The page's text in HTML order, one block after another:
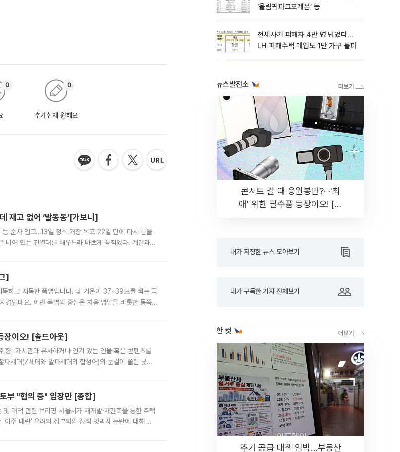
0
추가취재 원해요
0
재고 없어 ‘발동동’[가보니]
순차 입고…13일 정식 개장 목표 22일 만에 다시 문을
비어 있는 진열대를 채우느라 바쁘게 움직였다. 계란과
]
독하고 지독한 폭염입니다. 낮 기온이 37~39도를 찍는 극
경인데요. 이번 폭염의 중심은 처음 영남을 비롯한 동쪽
장이오! [솔드아웃]
향, 가치관과 유사하거나 인기 있는 인물 혹은 콘텐츠를
세대(Z세대와 알파세대의 합성어)의 눈길이 쏠린 곳은
부 "협의 중" 입장만 [종합]
대책 관련 브리핑 서울시가 재개발·재건축을 통한 주택
주 대란' 우려와 정부와의 정책 엇박자 논란에 대해 정
‘올림픽파크포레온’ 등
전세사기 피해자 4만 명 넘었다…
LH 피해주택 매입도 1만 가구 돌파
뉴스발전소
콘서트 갈 때 응원봉만?⋯'최
애' 위한 필수품 등장이오! [솔
내가 저장한 뉴스 모아보기
내가 구독한 기자 전체보기
한 컷
추가 공급 대책 임박…부동산